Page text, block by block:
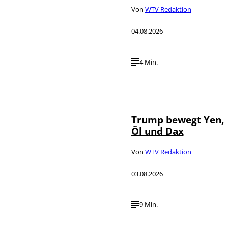
Von WTV Redaktion
04.08.2026
4 Min.
Trump bewegt Yen,
Öl und Dax
Von WTV Redaktion
03.08.2026
9 Min.